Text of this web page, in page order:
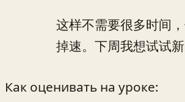
这样不需要很多时间
掉速。下周我想试试新
Как оценивать на уроке: